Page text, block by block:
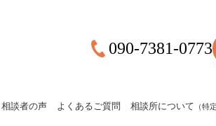
090-7381-0773
相談者の声 よくあるご質問 相談所について （特